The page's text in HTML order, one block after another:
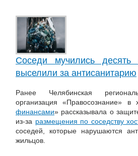
Соседи мучились десять
выселили за антисанитарию
Ранее Челябинская
организация «Правосознание» в
финансами» рассказывала о
из-за размещения по соседству
соседей, которые нарушаются
жильцов.